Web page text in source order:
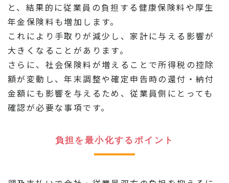
と、結果的に従業員の負担する健康保険料や厚生
年金保険料も増加します。
これにより手取りが減少し、家計に与える影響が
大きくなることがあります。
さらに、社会保険料が増えることで所得税の控除
額が変動し、年末調整や確定申告時の還付・納付
金額にも影響を与えるため、従業員側にとっても
確認が必要な事項です。
負担を最小化するポイント